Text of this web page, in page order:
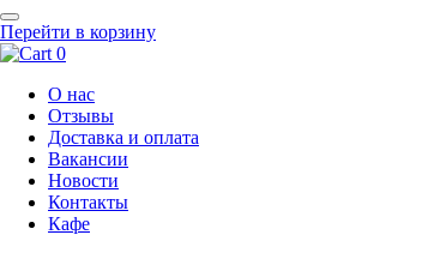
Перейти в корзину
0
О нас
Отзывы
Доставка и оплата
Вакансии
Новости
Контакты
Кафе